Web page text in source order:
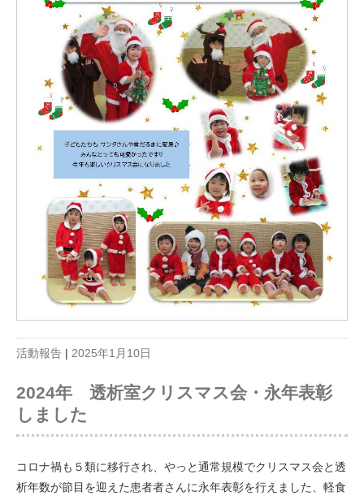
活動報告 | 2025年1月10日
2024年 透析室クリスマス会・永年表彰
しました
コロナ禍も５類に移行され、やっと通常規模でクリスマス会と透
析年数が節目を迎えた患者者さんに永年表彰を行えました、軽食